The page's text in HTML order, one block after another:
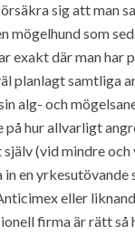
sig att man
mögelhund som
exakt där man har
planlagt samtliga
alg- och
hur allvarligt
(vid mindre
in en yrkesutövande
eller
firma är rätt så